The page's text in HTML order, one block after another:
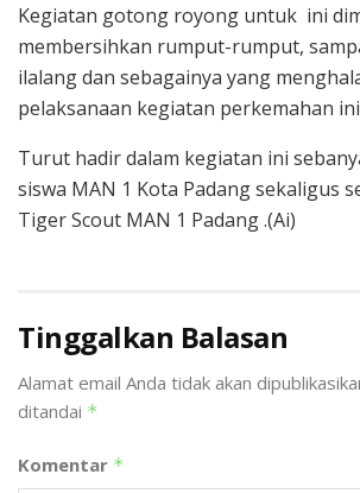
Kegiatan gotong royong untuk ini
membersihkan rumput-rumput,
ilalang dan sebagainya yang
pelaksanaan kegiatan perkemahan
Turut hadir dalam kegiatan ini
siswa MAN 1 Kota Padang sekaligus
Tiger Scout MAN 1 Padang .(Ai)
Tinggalkan Balasan
Alamat email Anda tidak akan
ditandai *
Komentar *